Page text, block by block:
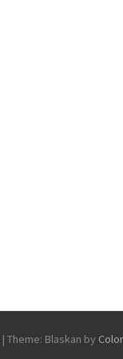
| Theme: Blaskan by